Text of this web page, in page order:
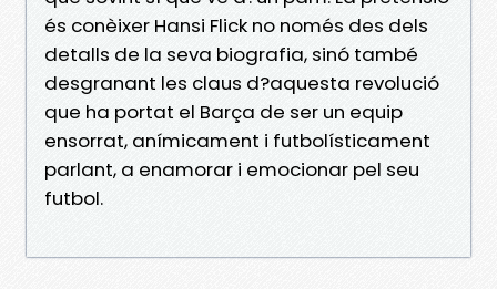
és conèixer Hansi Flick no només des dels
detalls de la seva biografia, sinó també
desgranant les claus d?aquesta revolució
que ha portat el Barça de ser un equip
ensorrat, anímicament i futbolísticament
parlant, a enamorar i emocionar pel seu
futbol.